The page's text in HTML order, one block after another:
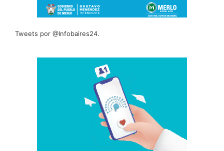
Tweets por @Infobaires24.